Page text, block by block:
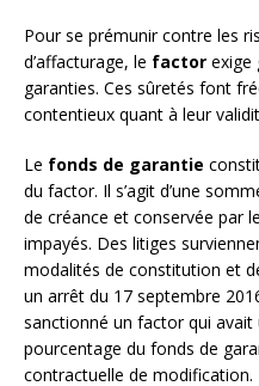
Pour se prémunir contre les
d’affacturage, le factor exige
garanties. Ces sûretés font
contentieux quant à leur
Le fonds de garantie
du factor. Il s’agit d’une
de créance et conservée par
impayés. Des litiges
modalités de constitution et
un arrêt du 17 septembre
sanctionné un factor qui
pourcentage du fonds de
contractuelle de modification.